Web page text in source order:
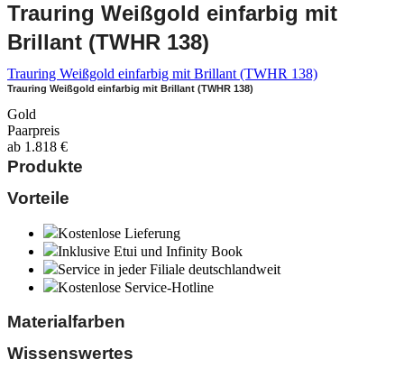
Trauring Weißgold einfarbig mit
Brillant (TWHR 138)
Trauring Weißgold einfarbig mit Brillant (TWHR 138)
Trauring Weißgold einfarbig mit Brillant (TWHR 138)
Gold
Paarpreis
ab 1.818 €
Produkte
Vorteile
Kostenlose Lieferung
Inklusive Etui und Infinity Book
Service in jeder Filiale deutschlandweit
Kostenlose Service-Hotline
Materialfarben
Wissenswertes